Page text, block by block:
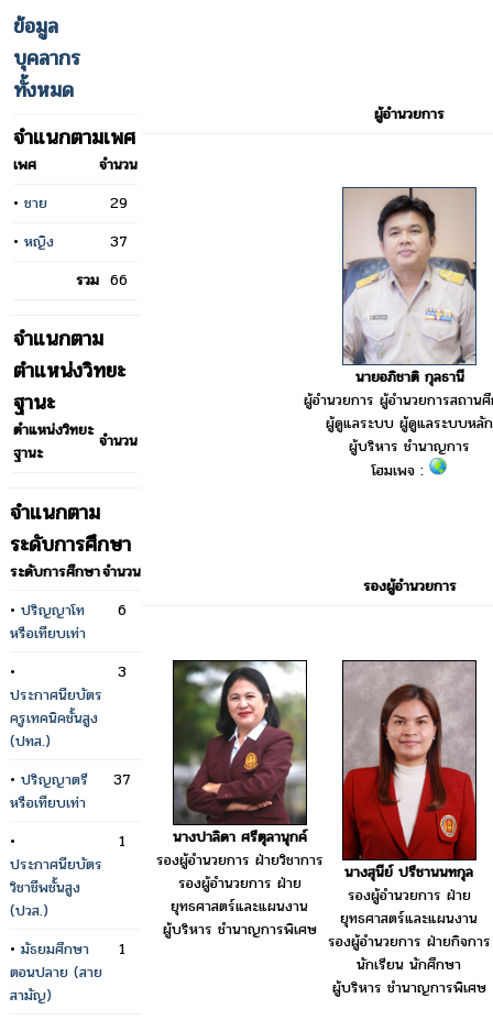
ข้อมูล
บุคลากร
ทั้งหมด
จำแนกตามเพศ
เพศ
จำนวน
• ชาย
29
• หญิง
37
รวม 66
จำแนกตาม
ตำแหน่งวิทยะ
ฐานะ
ตำแหน่งวิทยะ
ฐานะ
จำนวน
จำแนกตาม
ระดับการศึกษา
ระดับการศึกษาจำนวน
• ปริญญาโท
หรือเทียบเท่า
6
•
ประกาศนียบัตร
ครูเทคนิคชั้นสูง
(ปทส.)
3
• ปริญญาตรี
หรือเทียบเท่า
37
•
ประกาศนียบัตร
วิชาชีพชั้นสูง
(ปวส.)
1
• มัธยมศึกษา
ตอนปลาย (สาย
สามัญ)
1
ผู้อำนวยการ
นายอภิชาติ กุลธานี
ผู้อำนวยการ ผู้อำนวยการสถาน
ผู้ดูแลระบบ ผู้ดูแลระบบหลัก
ผู้บริหาร ชำนาญการ
โฮมเพจ :
รองผู้อำนวยการ
นางปาลิดา ศรีตุลานุกค์
รองผู้อำนวยการ ฝ่ายวิชาการ
รองผู้อำนวยการ ฝ่าย
ยุทธศาสตร์และแผนงาน
ผู้บริหาร ชำนาญการพิเศษ
นางสุนีย์ ปรีชานนทกุล
รองผู้อำนวยการ ฝ่าย
ยุทธศาสตร์และแผนงาน
รองผู้อำนวยการ ฝ่ายกิจการ
นักเรียน นักศึกษา
ผู้บริหาร ชำนาญการพิเศษ